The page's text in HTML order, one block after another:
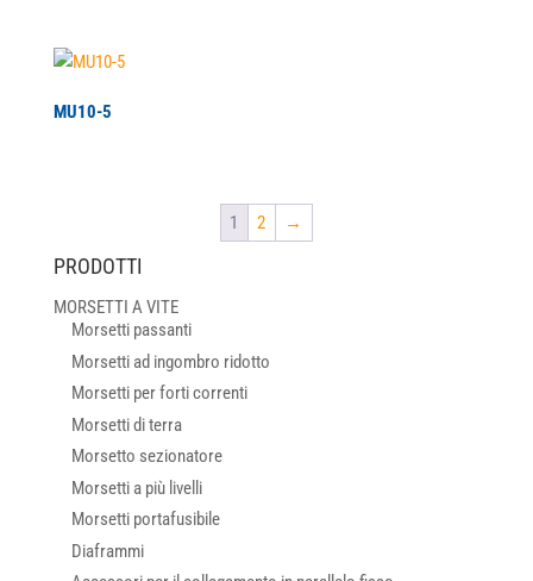
MU10-5
1 2 →
PRODOTTI
MORSETTI A VITE
Morsetti passanti
Morsetti ad ingombro ridotto
Morsetti per forti correnti
Morsetti di terra
Morsetto sezionatore
Morsetti a più livelli
Morsetti portafusibile
Diaframmi